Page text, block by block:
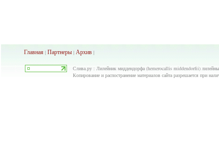
Главная| Партнеры| Архив|
Слива.ру : Лилейник миддендорфа (hemerocallis middendorfii)
Копирование и распостранение материалов сайта разрешается при